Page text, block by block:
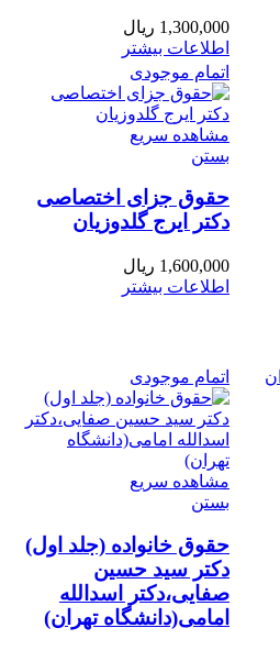
1,300,000 ریال
اطلاعات بیشتر
اتمام موجودی
مشاهده سریع
بستن
حقوق جزای اختصاصی
دکتر ایرج گلدوزیان
1,600,000 ریال
اطلاعات بیشتر
اتمام موجودی
مشاهده سریع
بستن
حقوق خانواده (جلد اول)
دکتر سید حسین
صفایی،دکتر اسدالله
امامی(دانشگاه تهران)